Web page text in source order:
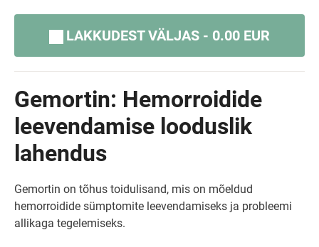
LAKKUDEST VÄLJAS - 0.00 EUR
Gemortin: Hemorroidide
leevendamise looduslik
lahendus
Gemortin on tõhus toidulisand, mis on mõeldud
hemorroidide sümptomite leevendamiseks ja probleemi
allikaga tegelemiseks.